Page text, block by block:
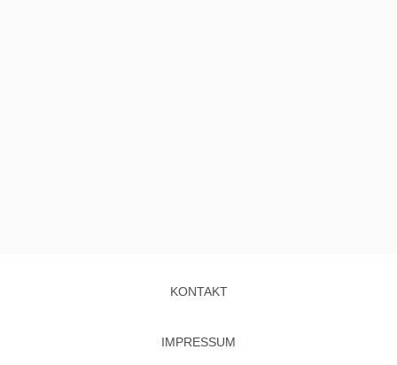
KONTAKT
IMPRESSUM